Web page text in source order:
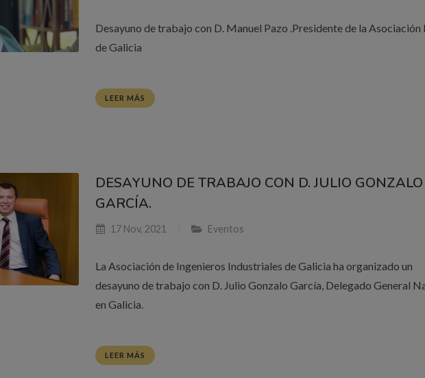
Desayuno de trabajo con D. Manuel Pazo .Presidente de la Asociación
de Galicia
LEER MÁS
DESAYUNO DE TRABAJO CON D. JULIO GONZALO
GARCÍA.
17 Nov, 2021 Eventos
La Asociación de Ingenieros Industriales de Galicia ha organizado un
desayuno de trabajo con D. Julio Gonzalo García, Delegado General
en Galicia.
LEER MÁS